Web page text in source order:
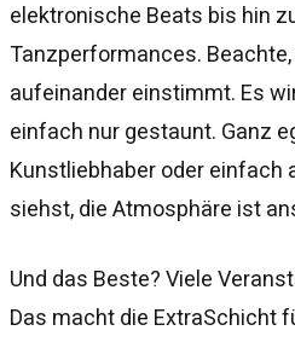
elektronische Beats bis hin
Tanzperformances.
aufeinander einstimmt. Es
einfach nur gestaunt. Ganz
Kunstliebhaber oder einfach
siehst, die Atmosphäre ist
Und das Beste? Viele
Das macht die ExtraSchicht